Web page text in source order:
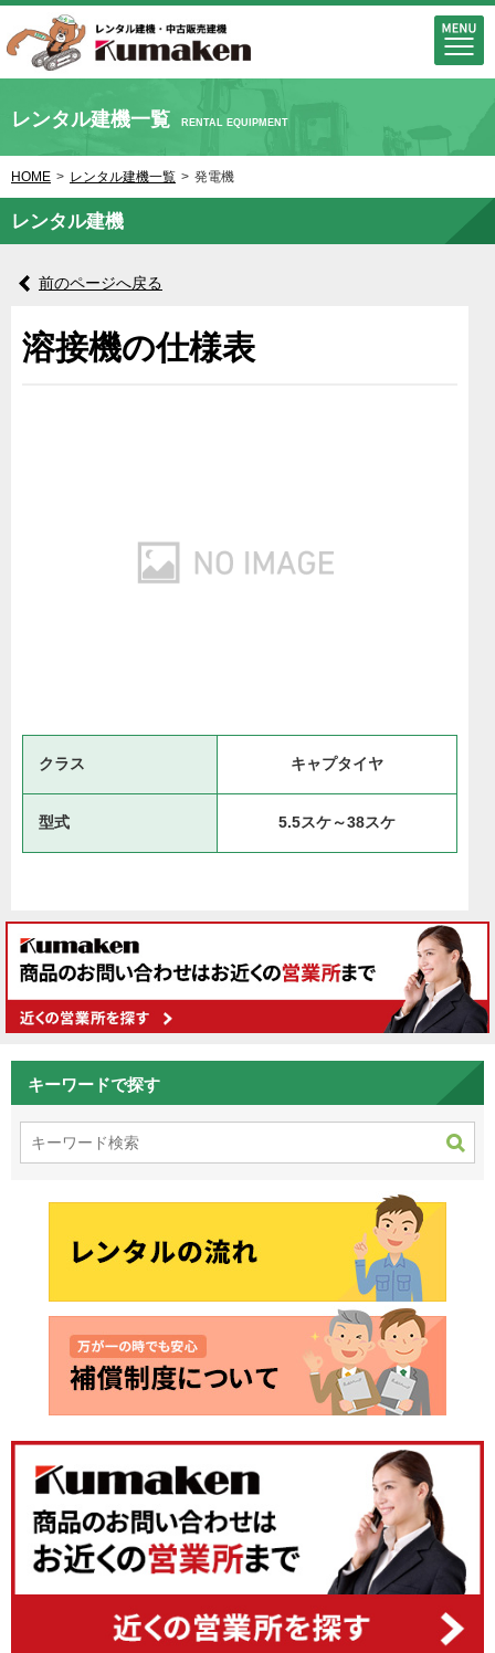
レンタル建機一覧 RENTAL EQUIPMENT
HOME > レンタル建機一覧 > 発電機
レンタル建機
前のページへ戻る
溶接機の仕様表
クラス キャプタイヤ
型式 5.5スケ～38スケ
キーワードで探す